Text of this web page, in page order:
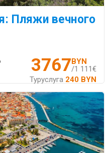
Пляжи вечного
3767BYN
/1 111€
Туруслуга 240 BYN